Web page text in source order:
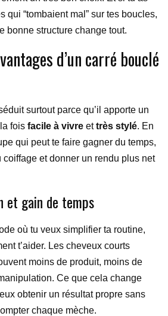
qui “tombaient mal” sur tes boucles,
bonne structure change tout.
d’un carré bouclé
surtout parce qu’il apporte un
fois facile à vivre ettrès stylé. En
qui peut te faire gagner du temps,
coiffage et donner un rendu plus net
et gain de temps
où tu veux simplifier ta routine,
t’aider. Les cheveux courts
moins de produit, moins de
Ce que cela change
obtenir un résultat propre sans
chaque mèche.